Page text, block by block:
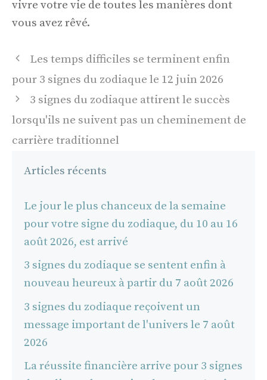
vivre votre vie de toutes les manières dont
vous avez rêvé.
Navigation
Les temps difficiles se terminent enfin
pour 3 signes du zodiaque le 12 juin 2026
3 signes du zodiaque attirent le succès
lorsqu'ils ne suivent pas un cheminement de
carrière traditionnel
Articles récents
Le jour le plus chanceux de la semaine
pour votre signe du zodiaque, du 10 au 16
août 2026, est arrivé
3 signes du zodiaque se sentent enfin à
nouveau heureux à partir du 7 août 2026
3 signes du zodiaque reçoivent un
message important de l'univers le 7 août
2026
La réussite financière arrive pour 3 signes